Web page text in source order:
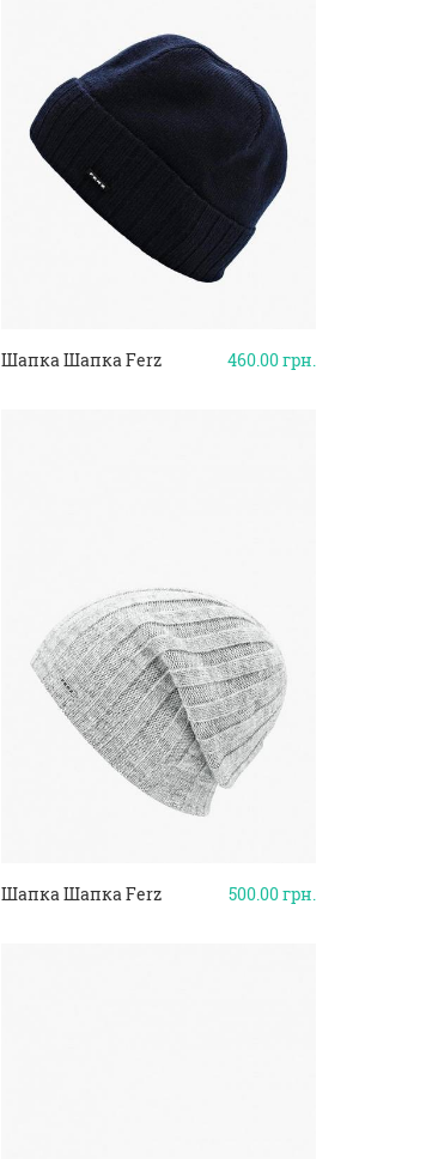
460.00грн.
Шапка Шапка Ferz
500.00грн.
Шапка Шапка Ferz